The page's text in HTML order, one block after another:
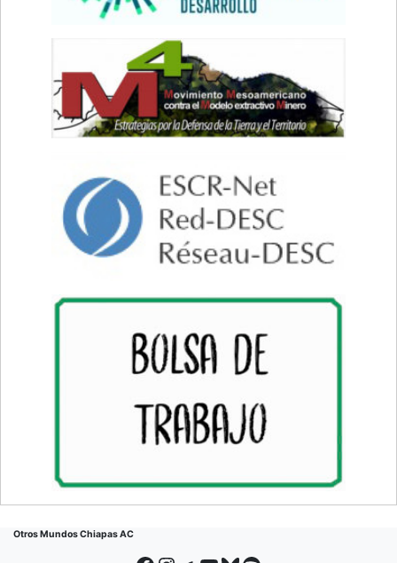
Otros Mundos Chiapas AC